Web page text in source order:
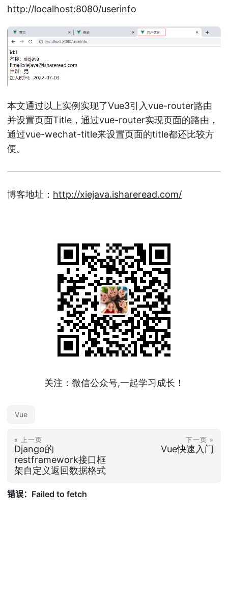
http://localhost:8080/userinfo
本文通过以上实例实现了Vue3引入vue-router路由
并设置页面Title，通过vue-router实现页面的路由，
通过vue-wechat-title来设置页面的title都还比较方
便。
博客地址： http://xiejava.ishareread.com/
关注：微信公众号,一起学习成长！
Vue
« 上一页
Django的
restframework接口框
架自定义返回数据格式
下一页 »
Vue快速入门